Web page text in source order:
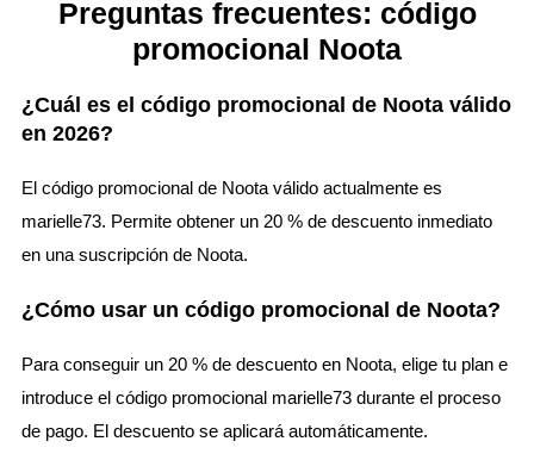
Preguntas frecuentes: código
promocional Noota
¿Cuál es el código promocional de Noota válido
en 2026?
El código promocional de Noota válido actualmente es
marielle73. Permite obtener un 20 % de descuento inmediato
en una suscripción de Noota.
¿Cómo usar un código promocional de Noota?
Para conseguir un 20 % de descuento en Noota, elige tu plan e
introduce el código promocional marielle73 durante el proceso
de pago. El descuento se aplicará automáticamente.